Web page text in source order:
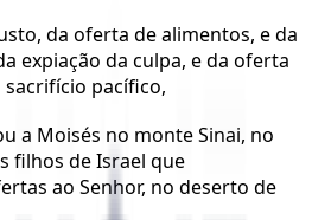
da oferta de alimentos, e da
expiação da culpa, e da oferta
sacrifício pacífico,
a Moisés no monte Sinai, no
filhos de Israel que
ao Senhor, no deserto de